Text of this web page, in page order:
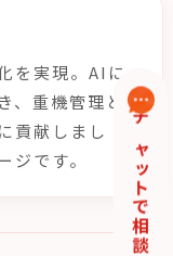
を実現。AIに
、重機管理と
貢献しまし
です。
チャットで相談